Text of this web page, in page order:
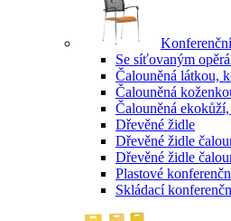
Se síťovaným
Čalouněná látkou,
Čalouněná
Čalouněná
Dřevěné židle
Dřevěné židle
Dřevěné židle
Plastové
Skládací